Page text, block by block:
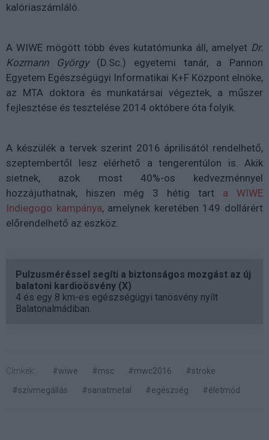
kalóriaszámláló.
A WIWE mögött több éves kutatómunka áll, amelyet Dr.
Kozmann György(D.Sc.) egyetemi tanár, a Pannon
Egyetem Egészségügyi Informatikai K+F Központ elnöke,
az MTA doktora és munkatársai végeztek, a műszer
fejlesztése és tesztelése 2014 októbere óta folyik.
A készülék a tervek szerint 2016 áprilisától rendelhető,
szeptembertől lesz elérhető a tengerentúlon is. Akik
sietnek, azok most 40%-os kedvezménnyel
hozzájuthatnak, hiszen még 3 hétig tart a WIWE
Indiegogo kampánya, amelynek keretében 149 dollárért
előrendelhető az eszköz.
Pulzusméréssel segíti a biztonságos mozgást az új
balatoni kardioösvény (X)
4 és egy 8 km-es egészségügyi tanösvény nyílt
Balatonalmádiban.
Címkék: #wiwe #msc #mwc2016
#stroke
#szívmegállás
#sanatmetal #egészség #életmód